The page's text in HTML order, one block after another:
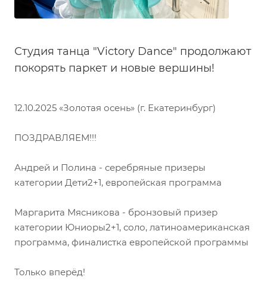
Студия танца "Victory Dance" продолжают
покорять паркет и новые вершины!
12.10.2025 «Золотая осень» (г. Екатеринбург)
ПОЗДРАВЛЯЕМ!!!
Андрей и Полина - серебряные призеры
категории Дети2+1, европейская программа
Маргарита Мясникова - бронзовый призер
категории Юниоры2+1, соло, латиноамериканская
программа, финалистка европейской программы
Только вперёд!